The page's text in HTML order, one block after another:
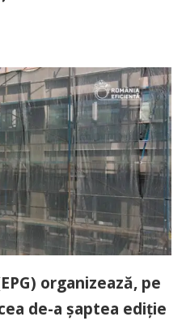
organizează, pe
de-a șaptea ediție